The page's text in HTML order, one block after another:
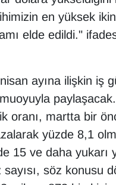
en yüksek
elde edildi."
ayına ilişkin iş
paylaşacak.
oranı, martta bir
yüzde 8,1
15 ve daha yukarı
söz konusu